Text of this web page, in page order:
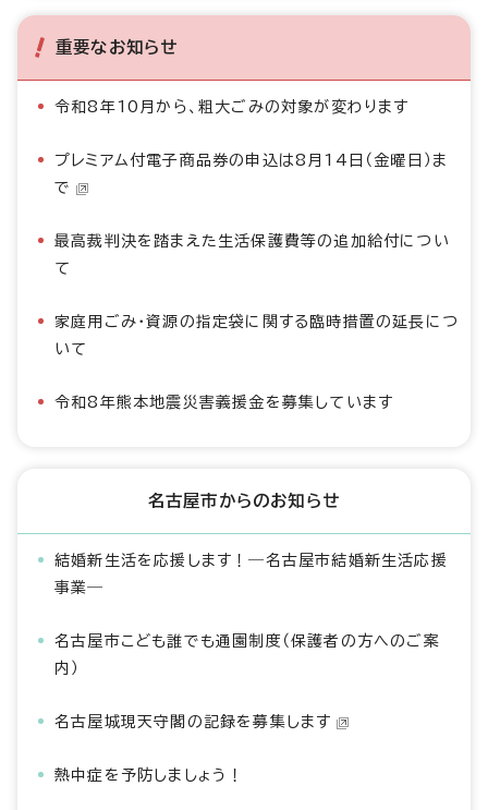
重要なお知らせ
令和8年10月から、粗大ごみの対象が変わります
プレミアム付電子商品券の申込は8月14日（金曜日）ま
で
最高裁判決を踏まえた生活保護費等の追加給付につい
て
家庭用ごみ・資源の指定袋に関する臨時措置の延長につ
いて
令和8年熊本地震災害義援金を募集しています
名古屋市からのお知らせ
結婚新生活を応援します！―名古屋市結婚新生活応援
事業―
名古屋市こども誰でも通園制度（保護者の方へのご案
内）
名古屋城現天守閣の記録を募集します
熱中症を予防しましょう！